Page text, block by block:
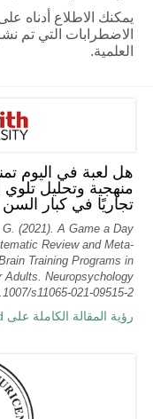
يمكنك الاطلاع أدناه
الاضطرابات التي تم
العلمية.
هل لعبة في اليوم
منهجية وتحليل تلوي
تجاريًا في كبار السن
(2021). A Game a Day
Review and Meta-
Training Programs in
Adults. Neuropsychology
s11065-021-09515-2
رؤية المقالة الكاملة على PubMed